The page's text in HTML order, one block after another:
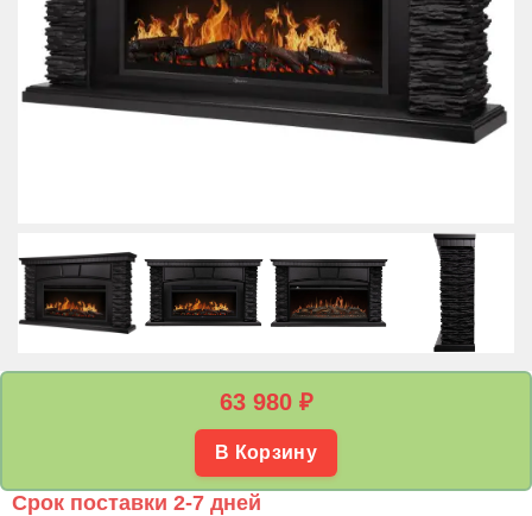
63 980 ₽
В Корзину
Срок поставки 2-7 дней